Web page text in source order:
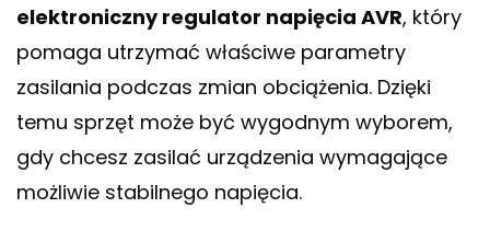
elektroniczny regulator napięcia AVR, który
pomaga utrzymać właściwe parametry
zasilania podczas zmian obciążenia. Dzięki
temu sprzęt może być wygodnym wyborem,
gdy chcesz zasilać urządzenia wymagające
możliwie stabilnego napięcia.